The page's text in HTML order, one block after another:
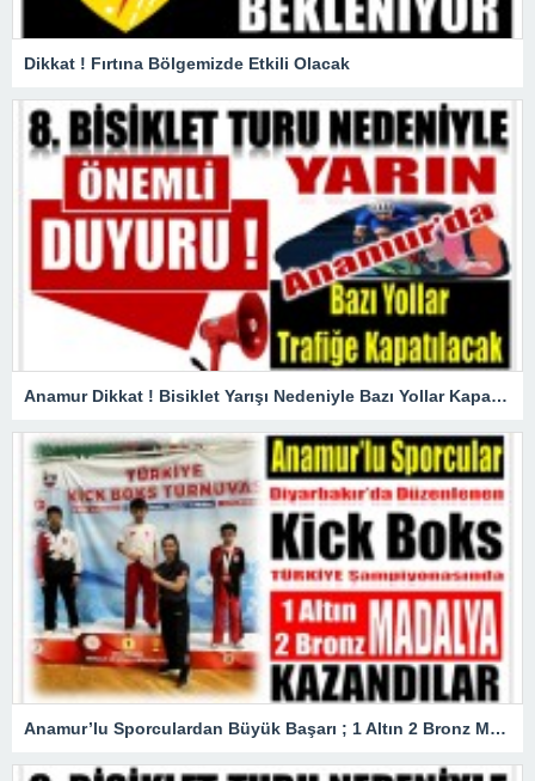
Dikkat ! Fırtına Bölgemizde Etkili Olacak
Anamur Dikkat ! Bisiklet Yarışı Nedeniyle Bazı Yollar Kapanacak
Anamur’lu Sporculardan Büyük Başarı ; 1 Altın 2 Bronz Madalya Kazandılar